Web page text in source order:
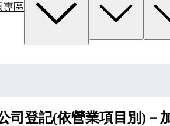
專區
司登記(依營業項目別)－